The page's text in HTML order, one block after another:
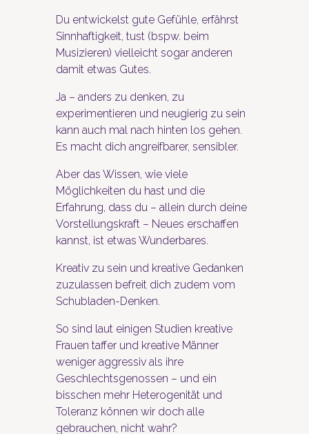
Du entwickelst gute Gefühle, erfährst
Sinnhaftigkeit, tust (bspw. beim
Musizieren) vielleicht sogar anderen
damit etwas Gutes.
Ja – anders zu denken, zu
experimentieren und neugierig zu sein
kann auch mal nach hinten los gehen.
Es macht dich angreifbarer, sensibler.
Aber das Wissen, wie viele
Möglichkeiten du hast und die
Erfahrung, dass du – allein durch deine
Vorstellungskraft – Neues erschaffen
kannst, ist etwas Wunderbares.
Kreativ zu sein und kreative Gedanken
zuzulassen befreit dich zudem vom
Schubladen-Denken.
So sind laut einigen Studien kreative
Frauen taffer und kreative Männer
weniger aggressiv als ihre
Geschlechtsgenossen – und ein
bisschen mehr Heterogenität und
Toleranz können wir doch alle
gebrauchen, nicht wahr?